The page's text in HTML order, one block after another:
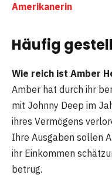
Amerikanerin
Häufig
Wie reich ist Amber
Amber hat durch ihr
mit Johnny Deep im
ihres Vermögens
Ihre Ausgaben sollen
ihr Einkommen
betrug.